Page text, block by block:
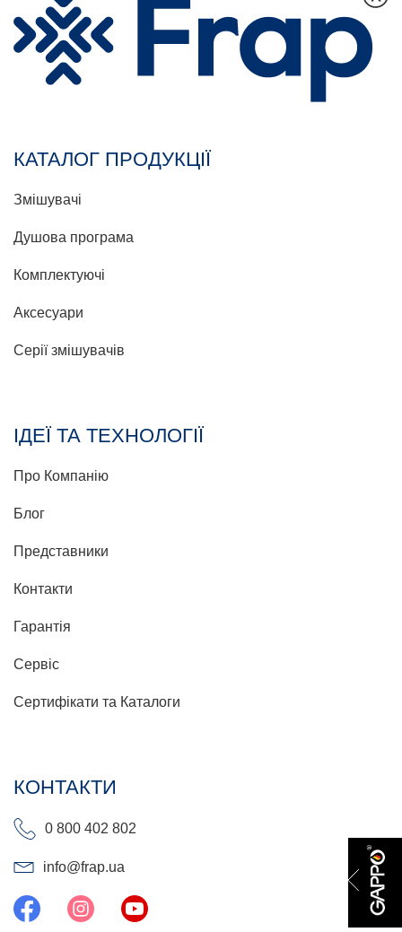
КАТАЛОГ ПРОДУКЦІЇ
Змішувачі
Душова програма
Комплектуючі
Аксесуари
Серії змішувачів
ІДЕЇ ТА ТЕХНОЛОГІЇ
Про Компанію
Блог
Представники
Контакти
Гарантія
Сервіс
Сертифікати та Каталоги
КОНТАКТИ
0 800 402 802
info@frap.ua